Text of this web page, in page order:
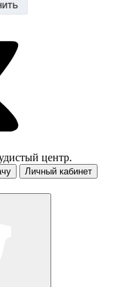
центр.
Личный кабинет